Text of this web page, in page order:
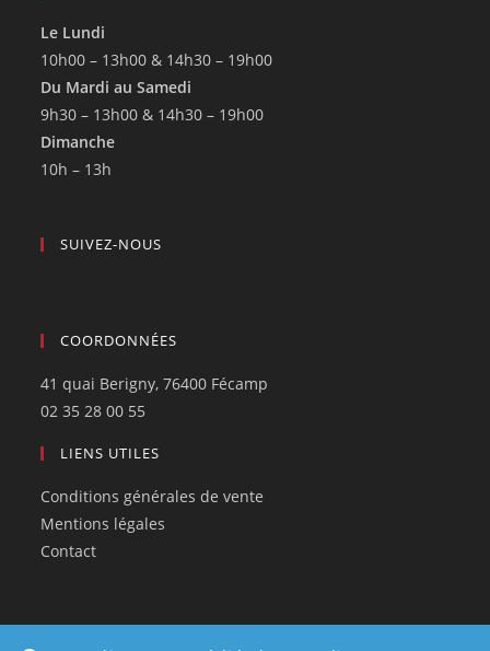
Le Lundi
10h00 – 13h00 & 14h30 – 19h00
Du Mardi au Samedi
9h30 – 13h00 & 14h30 – 19h00
Dimanche
10h – 13h
SUIVEZ-NOUS
COORDONNÉES
41 quai Berigny, 76400 Fécamp
02 35 28 00 55
LIENS UTILES
Conditions générales de vente
Mentions légales
Contact